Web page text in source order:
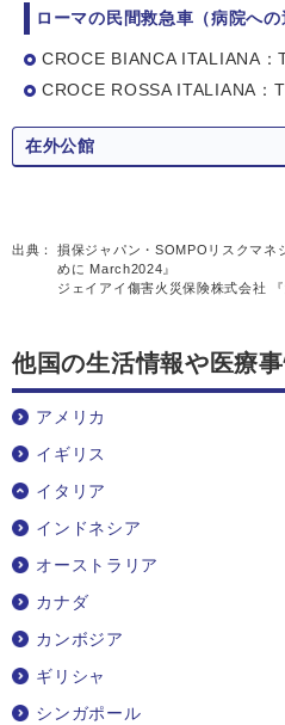
ローマの⺠間救急⾞（病院への
CROCE BIANCA ITALIANA：
CROCE ROSSA ITALIANA：
在外公館
出典：
損保ジャパン・SOMPOリスクマネ
めに March2024』
ジェイアイ傷害火災保険株式会社
他国の生活情報や医療
アメリカ
イギリス
イタリア
インドネシア
オーストラリア
カナダ
カンボジア
ギリシャ
シンガポール